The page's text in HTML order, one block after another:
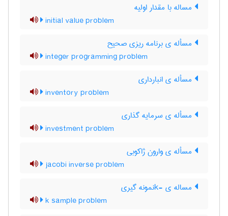
مساله با مقدار اولیه
initial value problem
مسأله ی برنامه ریزی صحیح
integer programming problem
مسأله ی انبارداری
inventory problem
مسأله ی سرمایه گذاری
investment problem
مسأله ی وارون ژاکوبی
jacobi inverse problem
مساله ی -kنمونه گیری
k sample problem